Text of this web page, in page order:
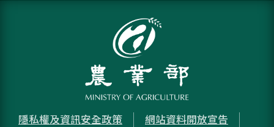
隱私權及資訊安全政策
網站資料開放宣告